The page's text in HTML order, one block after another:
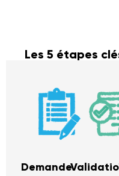
Les 5 étapes
Demande